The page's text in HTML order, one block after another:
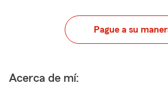
Pague a su
Acerca de mí: